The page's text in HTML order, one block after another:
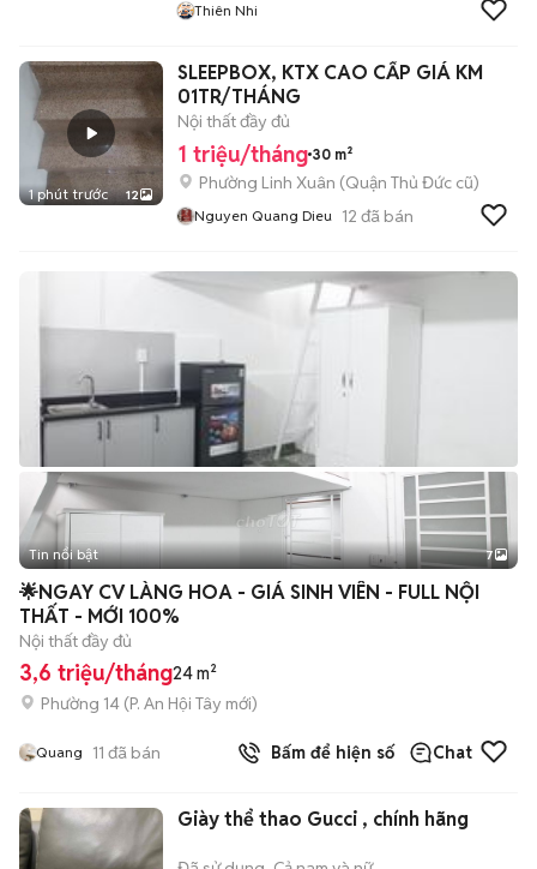
Thiên Nhi
1 phút trước 12
SLEEPBOX, KTX CAO CẤP GIÁ KM
01TR/THÁNG
Nội thất đầy đủ
1 triệu/tháng 30 m²
Phường Linh Xuân (Quận Thủ Đức cũ)
Nguyen Quang Dieu 12 đã bán
+2
Tin nổi bật 7
🌟NGAY CV LÀNG HOA - GIÁ SINH VIÊN - FULL NỘI
THẤT - MỚI 100%
Nội thất đầy đủ
3,6 triệu/tháng24 m²
Phường 14 (P. An Hội Tây mới)
Quang 11 đã bán Bấm để hiện số Chat
Giày thể thao Gucci , chính hãng